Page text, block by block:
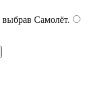
выбрав Самолёт.